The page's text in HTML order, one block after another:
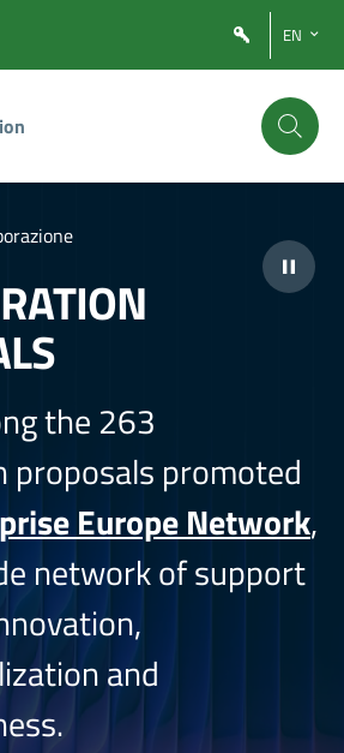
EN
the 263
proposals promoted
Europe Network,
network of support
and